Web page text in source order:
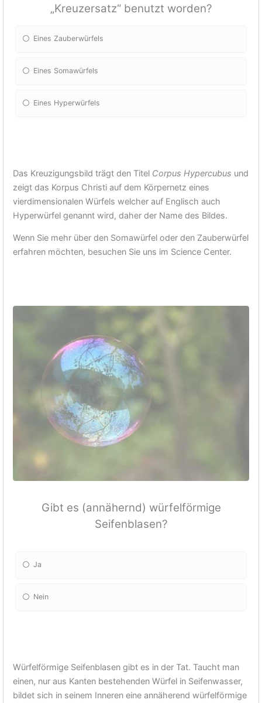
„Kreuzersatz“ benutzt worden?
Eines Zauberwürfels
Eines Somawürfels
Eines Hyperwürfels
Das Kreuzigungsbild trägt den Titel Corpus Hypercubus und
zeigt das Korpus Christi auf dem Körpernetz eines
vierdimensionalen Würfels welcher auf Englisch auch
Hyperwürfel genannt wird, daher der Name des Bildes.
Wenn Sie mehr über den Somawürfel oder den Zauberwürfel
erfahren möchten, besuchen Sie uns im Science Center.
Gibt es (annähernd) würfelförmige
Seifenblasen?
Ja
Nein
Würfelförmige Seifenblasen gibt es in der Tat. Taucht man
einen, nur aus Kanten bestehenden Würfel in Seifenwasser,
bildet sich in seinem Inneren eine annäherend würfelförmige